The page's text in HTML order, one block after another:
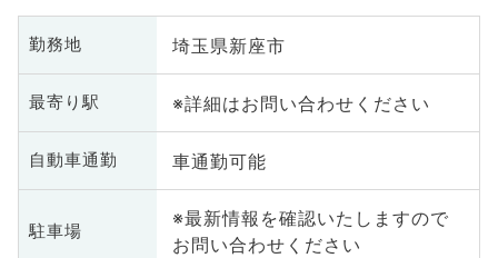
勤務地 埼玉県新座市
最寄り駅 ※詳細はお問い合わせください
自動車通勤 車通勤可能
駐車場
※最新情報を確認いたしますので
お問い合わせください